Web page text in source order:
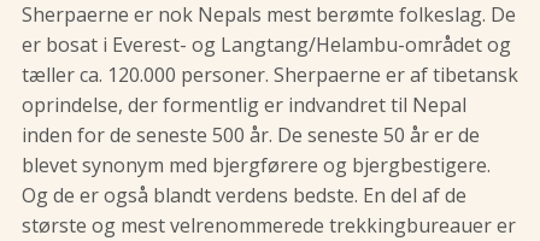
Sherpaerne er nok Nepals mest berømte folkeslag. De
er bosat i Everest- og Langtang/Helambu-området og
tæller ca. 120.000 personer. Sherpaerne er af tibetansk
oprindelse, der formentlig er indvandret til Nepal
inden for de seneste 500 år. De seneste 50 år er de
blevet synonym med bjergførere og bjergbestigere.
Og de er også blandt verdens bedste. En del af de
største og mest velrenommerede trekkingbureauer er